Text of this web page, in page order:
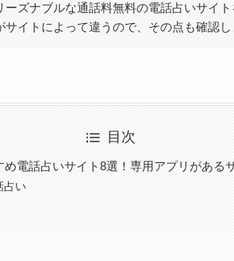
ーズナブルな通話料無料の電話占いサイ
サイトによって違うので、その点も確認し
目次
電話占いサイト8選！専用アプリがある
占い